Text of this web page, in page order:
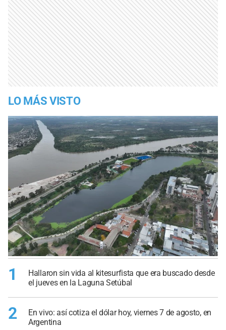
LO MÁS VISTO
1
Hallaron sin vida al kitesurfista que era buscado desde
el jueves en la Laguna Setúbal
2
En vivo: así cotiza el dólar hoy, viernes 7 de agosto, en
Argentina